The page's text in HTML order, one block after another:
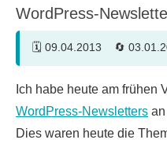
WordPress-
09.04.2013
Ich habe heute am frühen
WordPress-Newsletters
Dies waren heute die